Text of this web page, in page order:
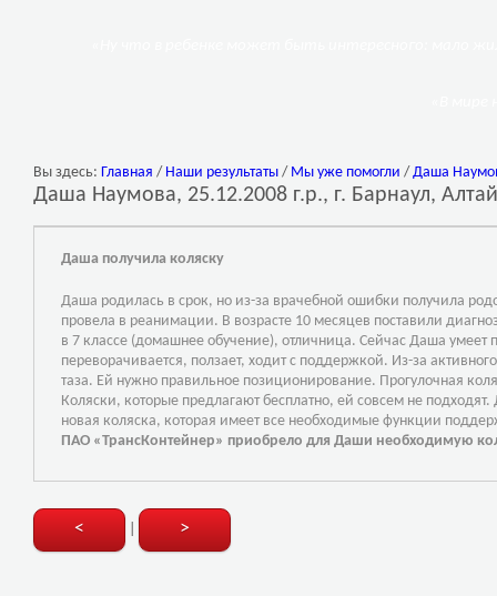
Вы здесь: Главная / Наши результаты / Мы уже помогли / Даша
Даша Наумова, 25.12.2008 г.р., г. Барнаул,
Даша получила коляску
Даша родилась в срок, но из-за врачебной ошибки получила
провела в реанимации. В возрасте 10 месяцев поставили
в 7 классе (домашнее обучение), отличница. Сейчас Даша умеет
переворачивается, ползает, ходит с поддержкой. Из-за
таза. Ей нужно правильное позиционирование. Прогулочная
Коляски, которые предлагают бесплатно, ей совсем не
новая коляска, которая имеет все необходимые функции
ПАО «ТрансКонтейнер» приобрело для Даши необходимую
< >